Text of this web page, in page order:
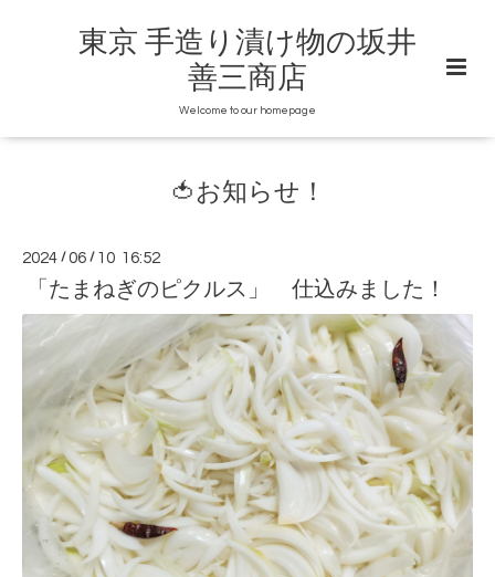
東京 手造り漬け物の坂井
善三商店
Welcome to our homepage
🍅お知らせ！
2024 /06 / 10 16:52
「たまねぎのピクルス」 仕込みました！